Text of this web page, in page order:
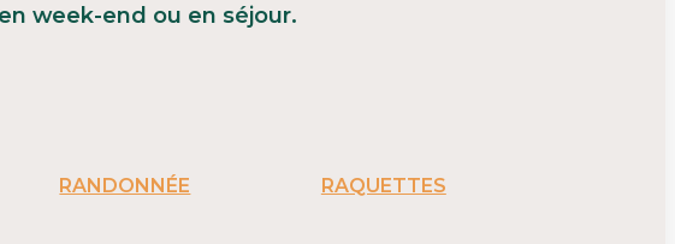
week-end ou en séjour.
RANDONNÉE RAQUETTES